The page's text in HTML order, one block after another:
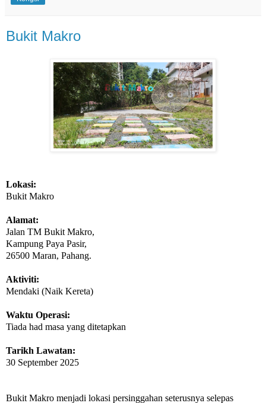
Bukit Makro
Lokasi:
Bukit Makro
Alamat:
Jalan TM Bukit Makro,
Kampung Paya Pasir,
26500 Maran, Pahang.
Aktiviti:
Mendaki (Naik Kereta)
Waktu Operasi:
Tiada had masa yang ditetapkan
Tarikh Lawatan:
30 September 2025
Bukit Makro menjadi lokasi persinggahan seterusnya selepas